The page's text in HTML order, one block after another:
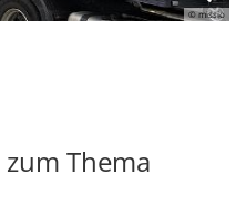
© missio
Thema